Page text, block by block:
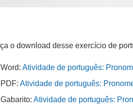
o download desse exercício de
Word: Atividade de português:
PDF: Atividade de português:
Gabarito: Atividade de português: